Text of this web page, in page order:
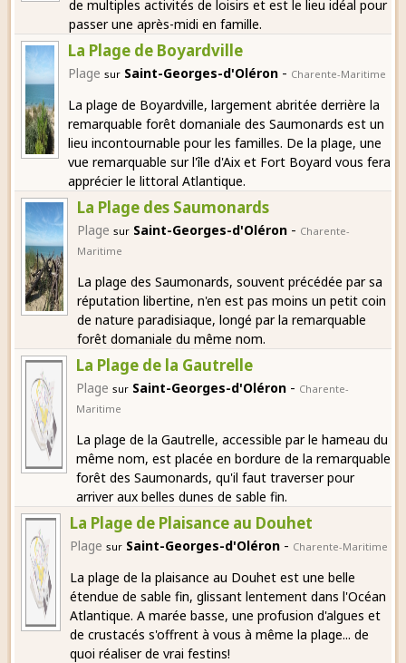
de multiples activités de loisirs et est le lieu idéal pour
passer une après-midi en famille.
La Plage de Boyardville
Plage sur Saint-Georges-d'Oléron - Charente-Maritime
La plage de Boyardville, largement abritée derrière la
remarquable forêt domaniale des Saumonards est un
lieu incontournable pour les familles. De la plage, une
vue remarquable sur l'île d'Aix et Fort Boyard vous fera
apprécier le littoral Atlantique.
La Plage des Saumonards
Plage sur Saint-Georges-d'Oléron - Charente-
Maritime
La plage des Saumonards, souvent précédée par sa
réputation libertine, n'en est pas moins un petit coin
de nature paradisiaque, longé par la remarquable
forêt domaniale du même nom.
La Plage de la Gautrelle
Plage sur Saint-Georges-d'Oléron - Charente-
Maritime
La plage de la Gautrelle, accessible par le hameau du
même nom, est placée en bordure de la remarquable
forêt des Saumonards, qu'il faut traverser pour
arriver aux belles dunes de sable fin.
La Plage de Plaisance au Douhet
Plage sur Saint-Georges-d'Oléron - Charente-Maritime
La plage de la plaisance au Douhet est une belle
étendue de sable fin, glissant lentement dans l'Océan
Atlantique. A marée basse, une profusion d'algues et
de crustacés s'offrent à vous à même la plage... de
quoi réaliser de vrai festins!